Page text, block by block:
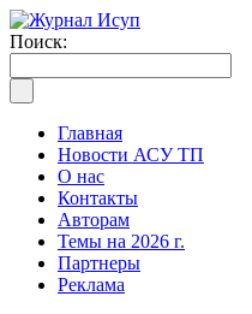
Поиск:
Главная
Новости АСУ ТП
О нас
Контакты
Авторам
Темы на 2026 г.
Партнеры
Реклама